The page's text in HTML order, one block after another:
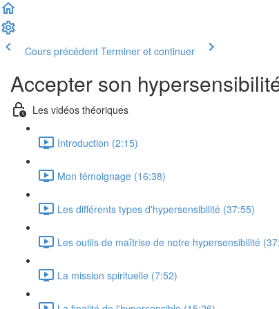
Cours précédent Terminer et continuer
Accepter son
Les vidéos théoriques
Introduction (2:15)
Mon témoignage (16:38)
Les différents types d'hypersensibilité (37:55)
Les outils de maîtrise de notre hypersensibilité
La mission spirituelle (7:52)